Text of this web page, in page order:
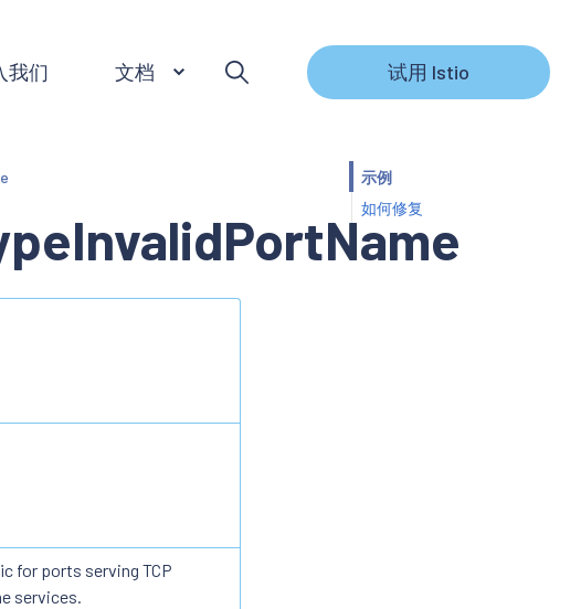
我们 文档 试用 Istio
for ports serving TCP
services.
示例
如何修复